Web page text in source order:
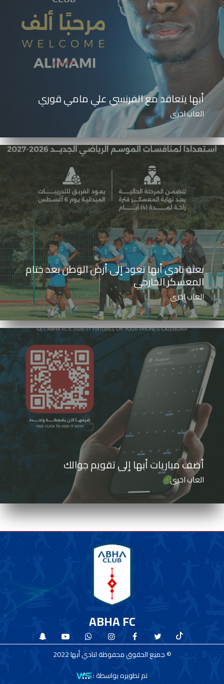
أبها يتعاقد مع الفرنسي علي مامي قوري
العاب اخرى
بعثة نادي أبها تعود إلى أرض الوطن بعد ختام
المعسكر الخارجي
العاب اخرى
أضف مباريات أبها إلى تقويم جوالك
العاب اخرى
ABHA FC
© جميع الحقوق محفوظة لنادي أبها 2022
تم تطويره بواسطة :